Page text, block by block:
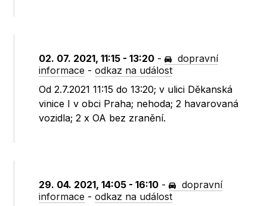
02. 07. 2021, 11:15 - 13:20 -
dopravní
informace -odkaz na událost
Od 2.7.2021 11:15 do 13:20; v ulici Děkanská
vinice I v obci Praha; nehoda; 2 havarovaná
vozidla; 2 x OA bez zranění.
29. 04. 2021, 14:05 - 16:10 -
dopravní
informace -odkaz na událost